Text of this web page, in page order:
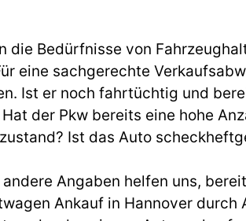
die Bedürfnisse von
eine sachgerechte
Ist er noch fahrtüchtig und
Hat der Pkw bereits eine hohe
Ist das Auto
andere Angaben helfen uns,
Ankauf in Hannover